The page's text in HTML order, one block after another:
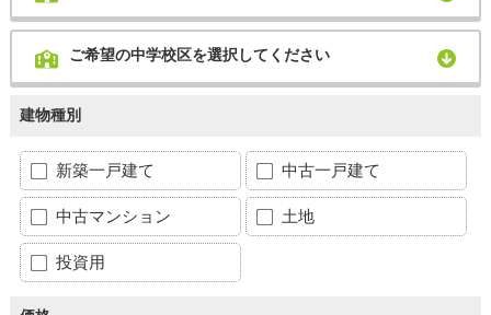
ご希望の中学校区を選択してください
建物種別
新築一戸建て 中古一戸建て
中古マンション 土地
投資用